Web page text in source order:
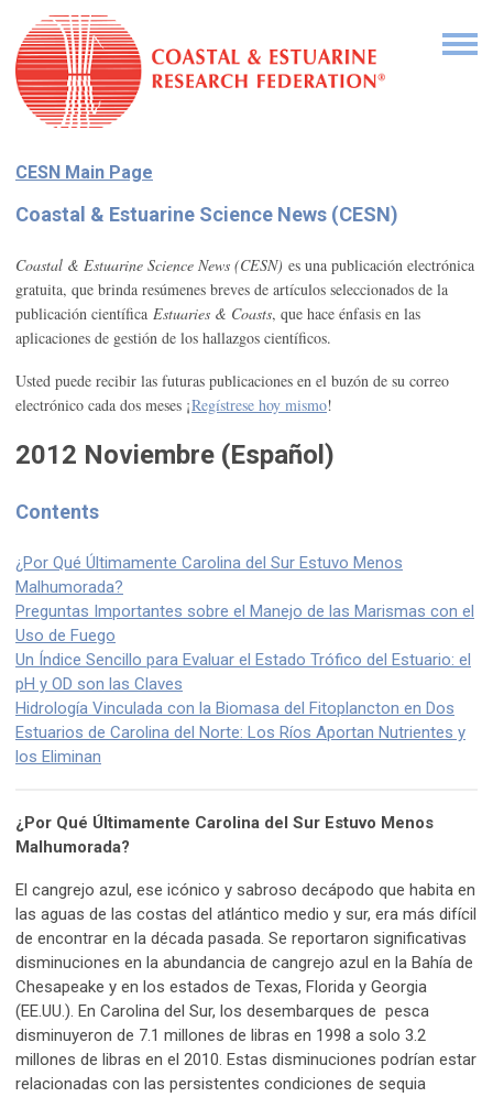
CESN Main Page
Coastal & Estuarine Science News (CESN)
Coastal & Estuarine Science News (CESN) es una publicación electrónica
gratuita, que brinda resúmenes breves de artículos seleccionados de la
publicación científica Estuaries & Coasts, que hace énfasis en las
aplicaciones de gestión de los hallazgos científicos.
Usted puede recibir las futuras publicaciones en el buzón de su correo
electrónico cada dos meses ¡Regístrese hoy mismo!
2012 Noviembre (Español)
Contents
¿Por Qué Últimamente Carolina del Sur Estuvo Menos
Malhumorada?
Preguntas Importantes sobre el Manejo de las Marismas con el
Uso de Fuego
Un Índice Sencillo para Evaluar el Estado Trófico del Estuario: el
pH y OD son las Claves
Hidrología Vinculada con la Biomasa del Fitoplancton en Dos
Estuarios de Carolina del Norte: Los Ríos Aportan Nutrientes y
los Eliminan
¿Por Qué Últimamente Carolina del Sur Estuvo Menos
Malhumorada?
El cangrejo azul, ese icónico y sabroso decápodo que habita en
las aguas de las costas del atlántico medio y sur, era más difícil
de encontrar en la década pasada. Se reportaron significativas
disminuciones en la abundancia de cangrejo azul en la Bahía de
Chesapeake y en los estados de Texas, Florida y Georgia
(EE.UU.). En Carolina del Sur, los desembarques de pesca
disminuyeron de 7.1 millones de libras en 1998 a solo 3.2
millones de libras en el 2010. Estas disminuciones podrían estar
relacionadas con las persistentes condiciones de sequia